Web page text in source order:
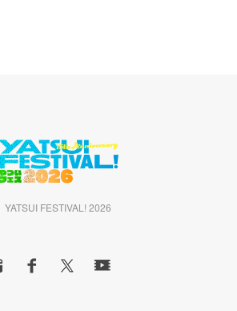
YATSUI FESTIVAL! 2026